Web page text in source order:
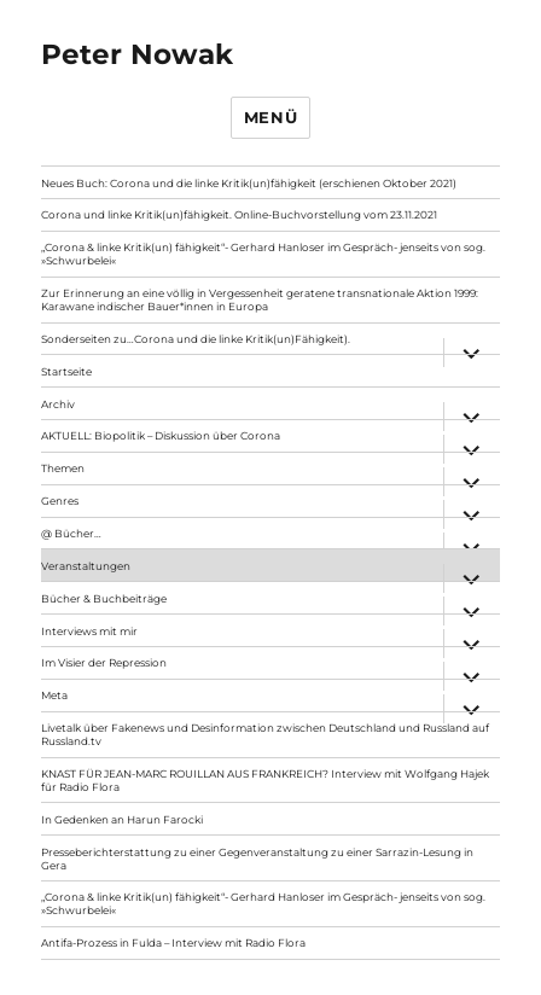
Peter Nowak
MENÜ
Neues Buch: Corona und die linke Kritik(un)fähigkeit (erschienen Oktober 2021)
Corona und linke Kritik(un)fähigkeit. Online-Buchvorstellung vom 23.11.2021
„Corona & linke Kritik(un) fähigkeit“- Gerhard Hanloser im Gespräch- jenseits von sog.
»Schwurbelei«
Zur Erinnerung an eine völlig in Vergessenheit geratene transnationale Aktion 1999:
Karawane indischer Bauer*innen in Europa
Sonderseiten zu…Corona und die linke Kritik(un)Fähigkeit).
anzeigen
Startseite
Archiv
anzeigen
AKTUELL: Biopolitik – Diskussion über Corona
anzeigen
Themen
anzeigen
Genres
anzeigen
@ Bücher…
Veranstaltungen
anzeigen
Bücher & Buchbeiträge
anzeigen
Interviews mit mir
anzeigen
Im Visier der Repression
anzeigen
Meta
anzeigen
Livetalk über Fakenews und Desinformation zwischen Deutschland und Russland auf
Russland.tv
KNAST FÜR JEAN-MARC ROUILLAN AUS FRANKREICH? Interview mit Wolfgang Hajek
für Radio Flora
In Gedenken an Harun Farocki
Presseberichterstattung zu einer Gegenveranstaltung zu einer Sarrazin-Lesung in
Gera
„Corona & linke Kritik(un) fähigkeit“- Gerhard Hanloser im Gespräch- jenseits von sog.
»Schwurbelei«
Antifa-Prozess in Fulda – Interview mit Radio Flora